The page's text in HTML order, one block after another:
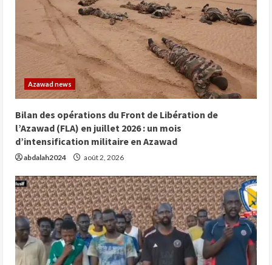
Azawad news
Bilan des opérations du Front de Libération de
l’Azawad (FLA) en juillet 2026 : un mois
d’intensification militaire en Azawad
abdalah2024 août 2, 2026